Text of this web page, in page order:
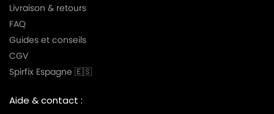
Livraison & retours
FAQ
Guides et conseils
CGV
Spirfix Espagne 🇪🇸
Aide & contact :